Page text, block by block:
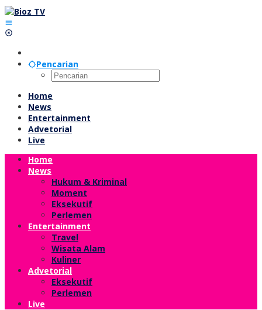
Lewati
ke
konten
Pencarian
Home
News
Entertainment
Advetorial
Live
Home
News
Hukum & Kriminal
Moment
Eksekutif
Perlemen
Entertainment
Travel
Wisata Alam
Kuliner
Advetorial
Eksekutif
Perlemen
Live